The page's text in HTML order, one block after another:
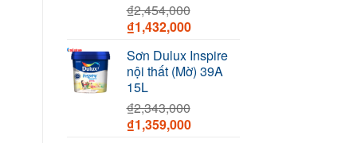
₫2,454,000
Original
was:
₫2,454,000.
₫1,432,000Current
is:
₫1,432,000.
Sơn Dulux Inspire
nội thất (Mờ) 39A
15L
₫2,343,000
Original
₫1,359,000Current